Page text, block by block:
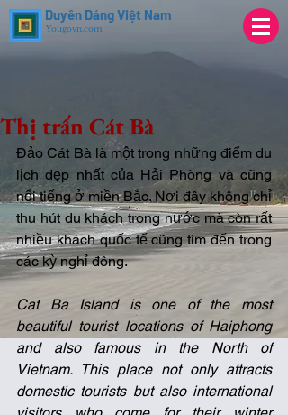
Duyên Dáng Việt Nam
Yougovn.com
Thị trấn Cát Bà
Đảo Cát Bà là một trong những điểm du
lịch đẹp nhất của Hải Phòng và cũng
nổi tiếng ở miền Bắc. Nơi đây không chỉ
thu hút du khách trong nước mà còn rất
nhiều khách quốc tế cũng tìm đến trong
các kỳ nghỉ đông.
Cat Ba Island is one of the most
beautiful tourist locations of Haiphong
and also famous in the North of
Vietnam. This place not only attracts
domestic tourists but also international